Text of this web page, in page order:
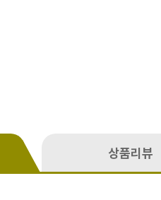
상품리뷰